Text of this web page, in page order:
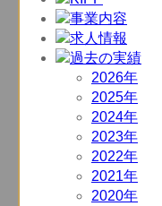
2026年
2025年
2024年
2023年
2022年
2021年
2020年